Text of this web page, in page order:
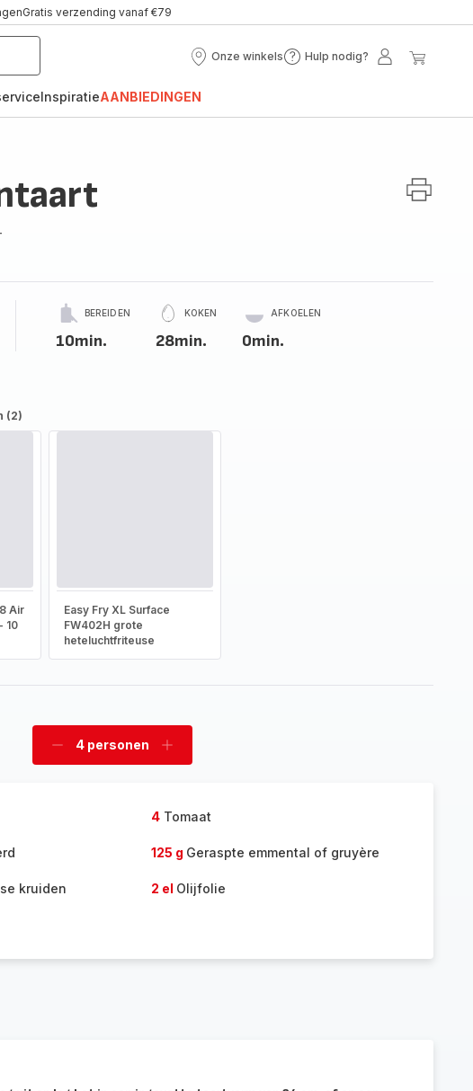
Gratis verzending vanaf €79
Onze winkels
Onze
Hulp nodig?
Hulp
Mijn
InspiratieAANBIEDINGEN
BEREIDEN
10min.
KOKEN
28min.
AFKOELEN
0min.
(2)
Air
10
Easy Fry XL Surface
FW402H grote
heteluchtfriteuse
Verwijder
4 personen
Voeg
4Tomaat
125 g Geraspte emmental of gruyère
kruiden 2 el Olijfolie